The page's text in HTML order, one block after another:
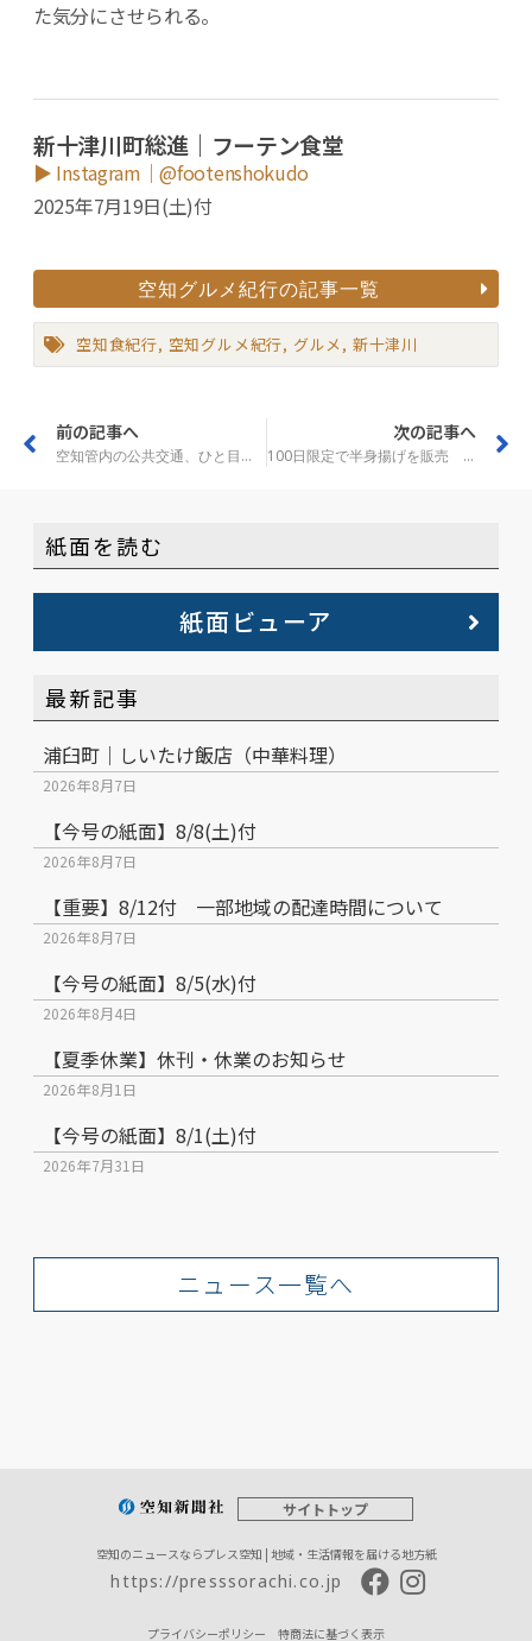
た気分にさせられる。
新十津川町総進｜フーテン食堂
▶ Instagram｜@footenshokudo
2025年7月19日(土)付
空知グルメ紀行の記事一覧
空知食紀行, 空知グルメ紀行, グルメ, 新十津川
前の記事へ
空知管内の公共交通、ひと目で 無料アプリ「バスナビ」運用開始
次の記事へ
100日限定で半身揚げを販売 滝川の栄冠運輸がキッチンカー出店
紙面を読む
紙面ビューア
最新記事
浦臼町｜しいたけ飯店（中華料理）
2026年8月7日
【今号の紙面】8/8(土)付
2026年8月7日
【重要】8/12付 一部地域の配達時間について
2026年8月7日
【今号の紙面】8/5(水)付
2026年8月4日
【夏季休業】休刊・休業のお知らせ
2026年8月1日
【今号の紙面】8/1(土)付
2026年7月31日
ニュース一覧へ
サイトトップ
空知のニュースならプレス空知 | 地域・生活情報を届ける地方紙
https://presssorachi.co.jp
プライバシーポリシー 特商法に基づく表示